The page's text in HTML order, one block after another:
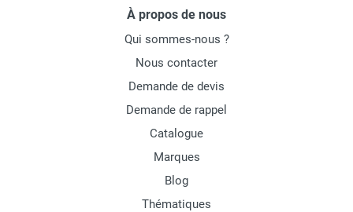
À propos de nous
Qui sommes-nous ?
Nous contacter
Demande de devis
Demande de rappel
Catalogue
Marques
Blog
Thématiques